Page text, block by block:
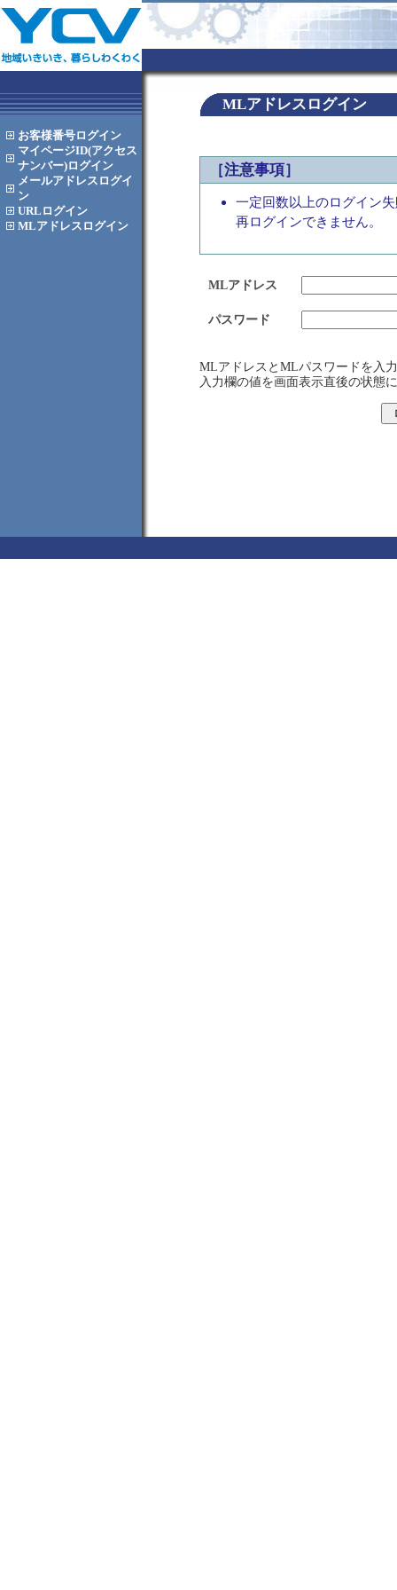
お客様番号ログイン
マイページID(アクセス
ナンバー)ログイン
メールアドレス ログイ
ン
URL ログイン
MLアドレス ログイン
MLアドレスログイン
［注意事項］
一定回数以上のログイン
再ログインできません。
MLアドレス
パスワード
MLアドレスとMLパスワードを入
入力欄の値を画面表示直後の状態